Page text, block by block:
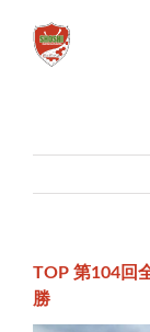
content
TOP 第104回
勝